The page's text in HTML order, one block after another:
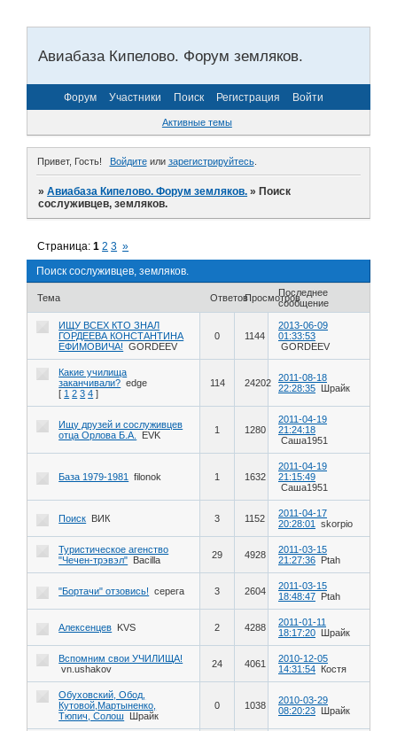
Авиабаза Кипелово. Форум земляков.
Форум Участники Поиск Регистрация Войти
Активные темы
Привет, Гость! Войдитеили зарегистрируйтесь.
»Авиабаза Кипелово. Форум земляков. »Поиск
сослуживцев, земляков.
Поиск сослуживцев, земляков.
Страница:1 2 3 »
Тема ОтветовПросмотровПоследнее
сообщение
ИЩУ ВСЕХ КТО ЗНАЛ
ГОРДЕЕВА КОНСТАНТИНА
ЕФИМОВИЧА!
GORDEEV
0 1144
2013-06-09
01:33:53
GORDEEV
Какие училища
заканчивали? edge
[ 1 2 3 4 ]
114 24202
2011-08-18
22:28:35
Шрайк
Ищу друзей и сослуживцев
отца Орлова Б.А.
EVK 1 1280
2011-04-19
21:24:18
Саша1951
База 1979-1981 filonok 1 1632
2011-04-19
21:15:49
Саша1951
Поиск ВИК 3 1152
2011-04-17
20:28:01
skorpio
Туристическое агенство
"Чечен-трэвэл"
Bacilla 29 4928
2011-03-15
21:27:36
Ptah
"Бортачи" отзовись! серега 3 2604
2011-03-15
18:48:47
Ptah
Алексенцев KVS 2 4288
2011-01-11
18:17:20
Шрайк
Вспомним свои УЧИЛИЩА!
vn.ushakov
24 4061
2010-12-05
14:31:54
Костя
Обуховский, Обод,
Кутовой,Мартыненко,
Тюпич, Солош
Шрайк
0 1038
2010-03-29
08:20:23
Шрайк